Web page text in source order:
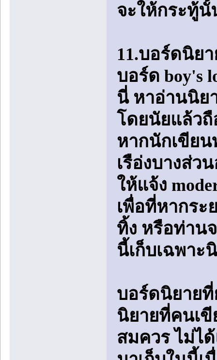
จะให้กระทู้
11.บอร์ดนิย
บอร์ด boy's
นี่ หาอ่านนิย
โดยนัยแล้วถื
หากนักเขีย
เรือ่งบางส่
ให้แจ้ง
เพื่อที่หากระ
ทิ้ง หรือท่าน
นี้เก็บเฉพาะ
บอร์ดนิยาย
นิยายที่คนเ
สมควร ไม่ไ